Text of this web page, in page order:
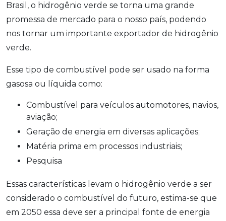
Brasil, o hidrogênio verde se torna uma grande
promessa de mercado para o nosso país, podendo
nos tornar um importante exportador de hidrogênio
verde.
Esse tipo de combustível pode ser usado na forma
gasosa ou líquida como:
Combustível para veículos automotores, navios,
aviação;
Geração de energia em diversas aplicações;
Matéria prima em processos industriais;
Pesquisa
Essas características levam o hidrogênio verde a ser
considerado o combustível do futuro, estima-se que
em 2050 essa deve ser a principal fonte de energia